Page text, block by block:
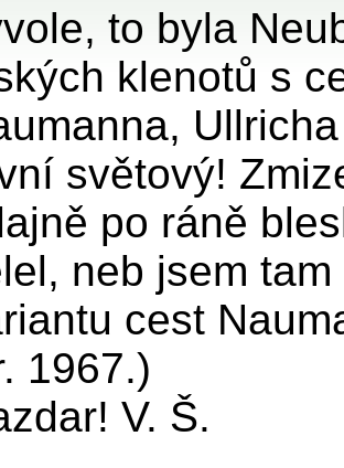
to byla
klenotů s
světový!
po ráně
neb jsem
cest
1967.)
V. Š.